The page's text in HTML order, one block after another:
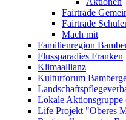
Fairtrade
Fairtrade
Mach mit
Familienregion
Flussparadies Franken
Klimaallianz
Kulturforum
Lokale
Life Projekt "Oberes